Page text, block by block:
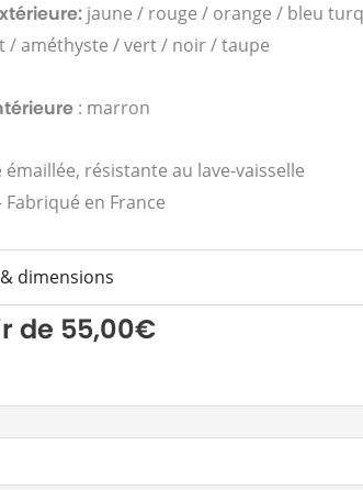
jaune / rouge / orange / bleu
/ améthyste / vert / noir / taupe
: marron
résistante au lave-vaisselle
Fabriqué en France
dimensions
de 55,00€